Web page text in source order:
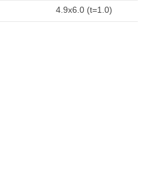
4.9x6.0 (t=1.0)